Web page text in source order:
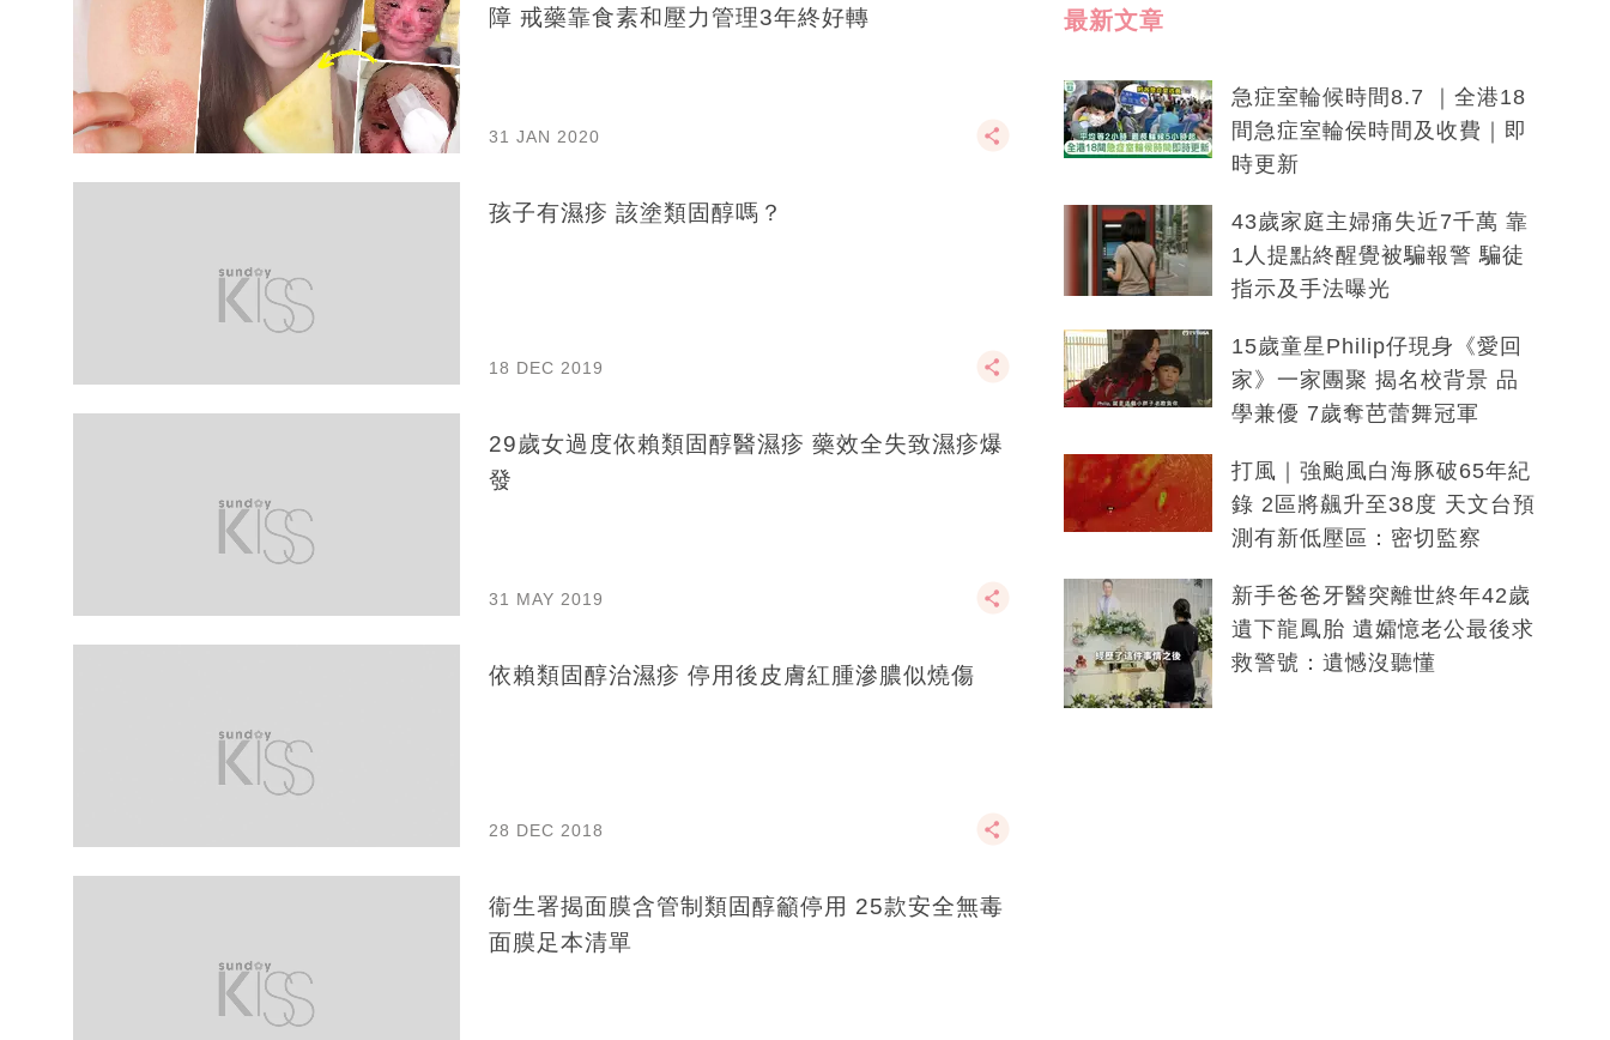
障 戒藥靠食素和壓力管理3年終好轉
31 JAN 2020
孩子有濕疹 該塗類固醇嗎？
18 DEC 2019
29歲女過度依賴類固醇醫濕疹 藥效全失致濕疹爆
發
31 MAY 2019
依賴類固醇治濕疹 停用後皮膚紅腫滲膿似燒傷
28 DEC 2018
衞生署揭面膜含管制類固醇籲停用 25款安全無毒
面膜足本清單
最新文章
急症室輪候時間8.7 ｜全港18
間急症室輪侯時間及收費｜即
時更新
43歲家庭主婦痛失近7千萬 靠
1人提點終醒覺被騙報警 騙徒
指示及手法曝光
15歲童星Philip仔現身《愛回
家》一家團聚 揭名校背景 品
學兼優 7歲奪芭蕾舞冠軍
打風｜強颱風白海豚破65年紀
錄 2區將飆升至38度 天文台預
測有新低壓區：密切監察
新手爸爸牙醫突離世終年42歲
遺下龍鳳胎 遺孀憶老公最後求
救警號：遺憾沒聽懂